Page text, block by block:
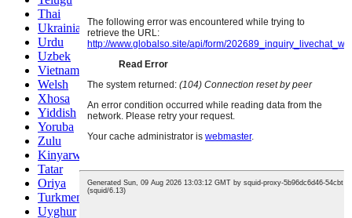
Thai
Ukrainian
Urdu
Uzbek
Vietnamese
Welsh
Xhosa
Yiddish
Yoruba
Zulu
Kinyarwanda
Tatar
Oriya
Turkmen
Uyghur